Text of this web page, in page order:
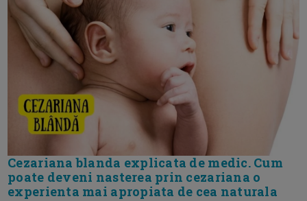
Cezariana blanda explicata de medic. Cum
poate deveni nasterea prin cezariana o
experienta mai apropiata de cea naturala